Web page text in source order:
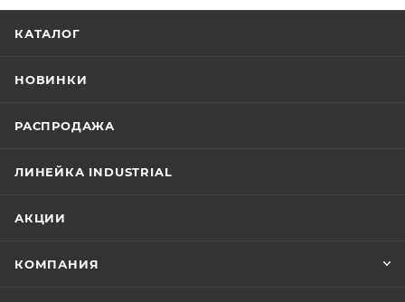
КАТАЛОГ
НОВИНКИ
РАСПРОДАЖА
ЛИНЕЙКА INDUSTRIAL
АКЦИИ
КОМПАНИЯ